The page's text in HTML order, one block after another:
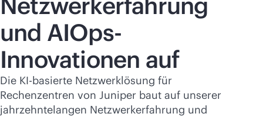
und AIOps-
Innovationen auf
Die KI-basierte Netzwerklösung für
Rechenzentren von Juniper baut auf unserer
jahrzehntelangen Netzwerkerfahrung und